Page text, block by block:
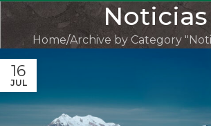
Noticias
Home/Archive by Category
16
JUL